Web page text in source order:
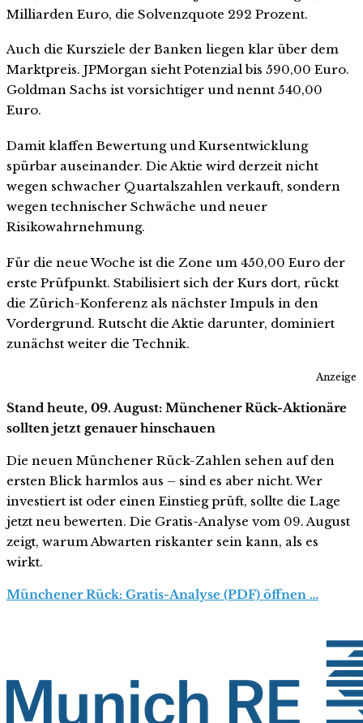
Milliarden Euro, die Solvenzquote 292 Prozent.
Auch die Kursziele der Banken liegen klar über dem
Marktpreis. JPMorgan sieht Potenzial bis 590,00 Euro.
Goldman Sachs ist vorsichtiger und nennt 540,00
Euro.
Damit klaffen Bewertung und Kursentwicklung
spürbar auseinander. Die Aktie wird derzeit nicht
wegen schwacher Quartalszahlen verkauft, sondern
wegen technischer Schwäche und neuer
Risikowahrnehmung.
Für die neue Woche ist die Zone um 450,00 Euro der
erste Prüfpunkt. Stabilisiert sich der Kurs dort, rückt
die Zürich-Konferenz als nächster Impuls in den
Vordergrund. Rutscht die Aktie darunter, dominiert
zunächst weiter die Technik.
Anzeige
Stand heute, 09. August: Münchener Rück-Aktionäre
sollten jetzt genauer hinschauen
Die neuen Münchener Rück-Zahlen sehen auf den
ersten Blick harmlos aus – sind es aber nicht. Wer
investiert ist oder einen Einstieg prüft, sollte die Lage
jetzt neu bewerten. Die Gratis-Analyse vom 09. August
zeigt, warum Abwarten riskanter sein kann, als es
wirkt.
Münchener Rück: Gratis-Analyse (PDF) öffnen …